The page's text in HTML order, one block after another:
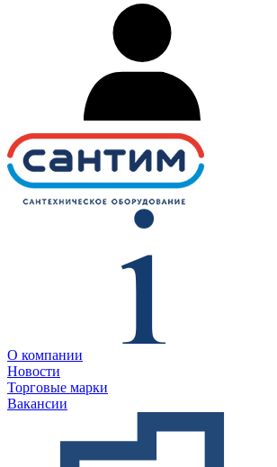
О компании
Новости
Торговые марки
Вакансии